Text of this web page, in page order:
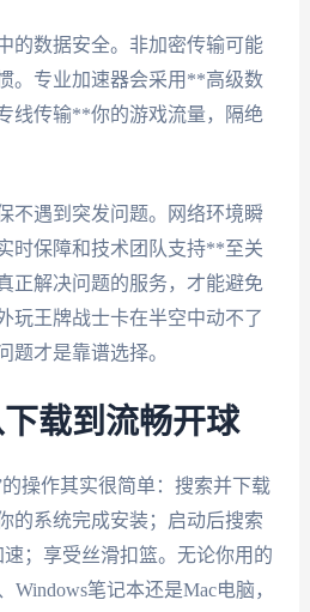
的数据安全。非加密传输可能
。专业加速器会采用**高级数
线传输**你的游戏流量，隔绝
不遇到突发问题。网络环境瞬
时保障和技术团队支持**至关
正解决问题的服务，才能避免
玩王牌战士卡在半空中动不了
题才是靠谱选择。
载到流畅开球
操作其实很简单：搜索并下载
的系统完成安装；启动后搜索
速；享受丝滑扣篮。无论你用的
Windows笔记本还是Mac电脑，